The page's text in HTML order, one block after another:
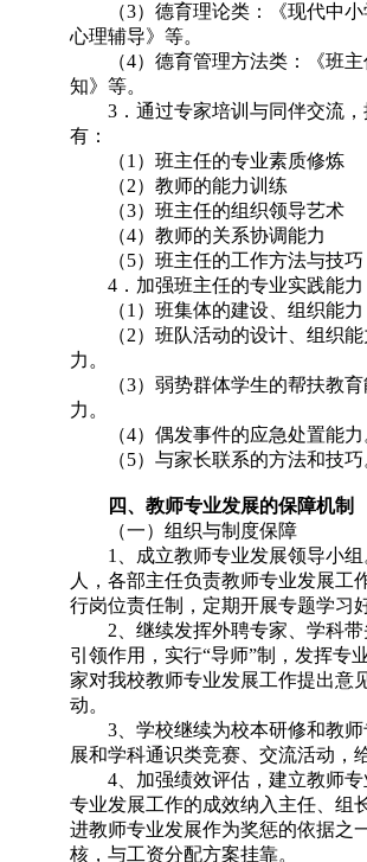
（3）德育理论类：《现代中
心理辅导》等。
（4）德育管理方法类：《班
知》等。
3．通过专家培训与同伴交流
有：
（1）班主任的专业素质修炼
（2）教师的能力训练
（3）班主任的组织领导艺术
（4）教师的关系协调能力
（5）班主任的工作方法与技巧
4．加强班主任的专业实践能
（1）班集体的建设、组织能
（2）班队活动的设计、组织
力。
（3）弱势群体学生的帮扶教
力。
（4）偶发事件的应急处置能
（5）与家长联系的方法和技
四、教师专业发展的保障机制
（一）组织与制度保障
1、成立教师专业发展领导小
人，各部主任负责教师专业发展工
行岗位责任制，定期开展专题学习
2、继续发挥外聘专家、学科
引领作用，实行“导师”制，发挥专
家对我校教师专业发展工作提出意
动。
3、学校继续为校本研修和教
展和学科通识类竞赛、交流活动，
4、加强绩效评估，建立教师
专业发展工作的成效纳入主任、组
进教师专业发展作为奖惩的依据之
核，与工资分配方案挂靠。